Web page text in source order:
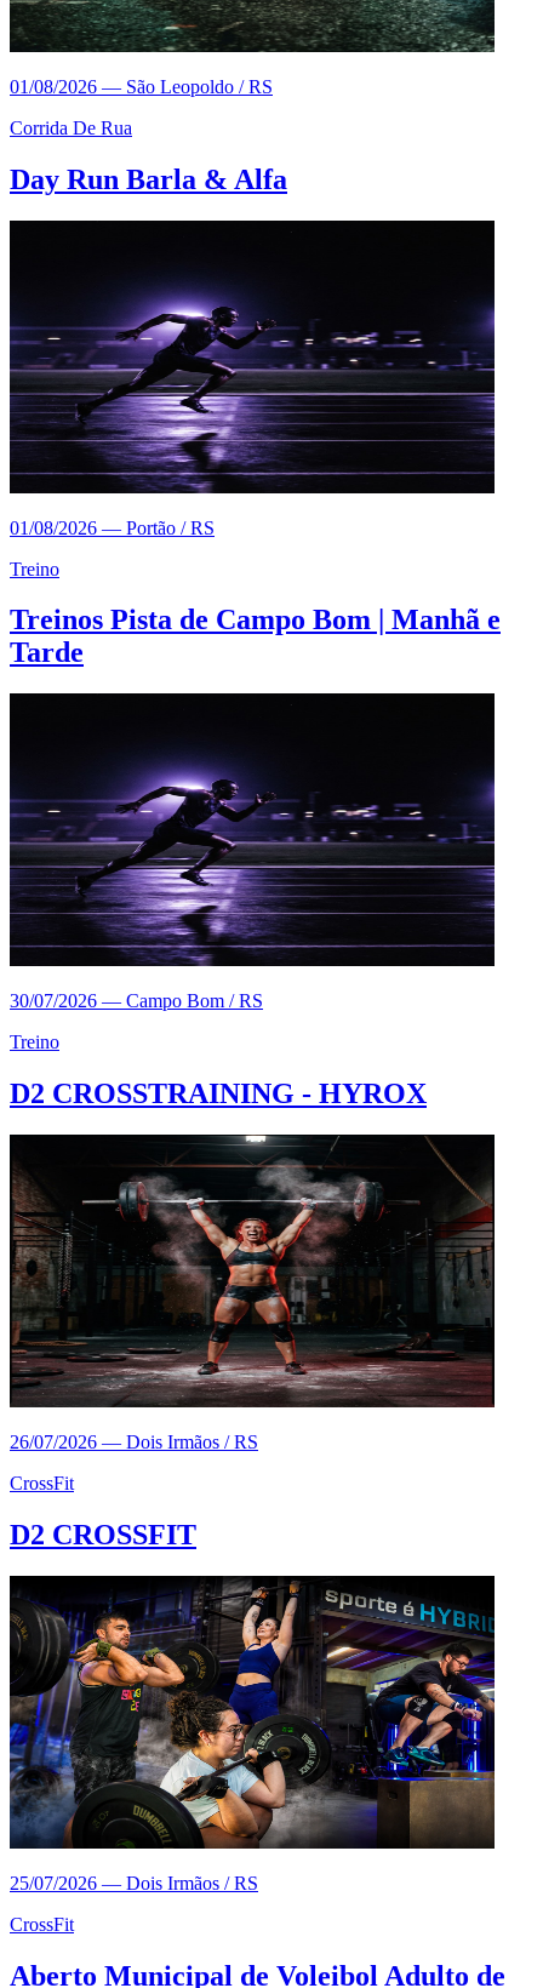
01/08/2026 — São Leopoldo / RS
Corrida De Rua
Day Run Barla & Alfa
01/08/2026 — Portão / RS
Treino
Treinos Pista de Campo Bom | Manhã e
Tarde
30/07/2026 — Campo Bom / RS
Treino
D2 CROSSTRAINING - HYROX
26/07/2026 — Dois Irmãos / RS
CrossFit
D2 CROSSFIT
25/07/2026 — Dois Irmãos / RS
CrossFit
Aberto Municipal de Voleibol Adulto de